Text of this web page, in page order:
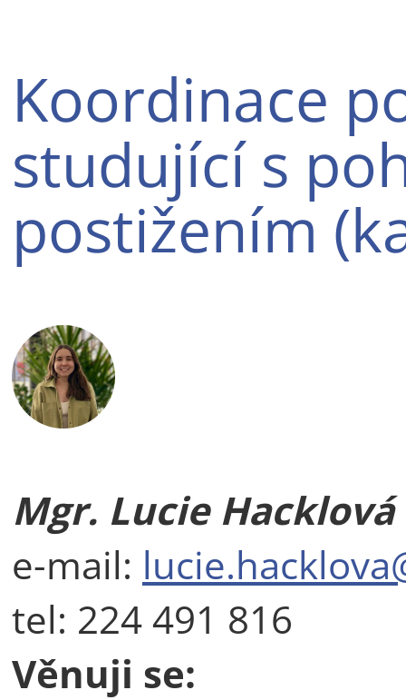
Koordinace
studující s
postižením
Mgr. Lucie Hacklová
e-mail:
tel: 224 491 816
Věnuji se: